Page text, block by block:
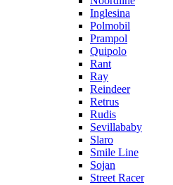
Inglesina
Polmobil
Prampol
Quipolo
Rant
Ray
Reindeer
Retrus
Rudis
Sevillababy
Slaro
Smile Line
Sojan
Street Racer